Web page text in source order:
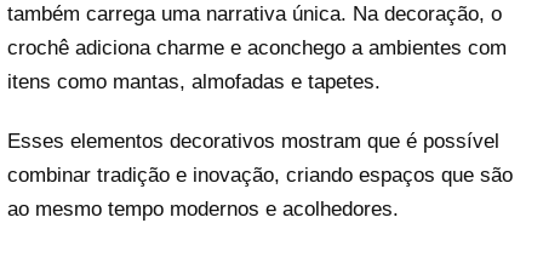
também carrega uma narrativa única. Na decoração, o
crochê adiciona charme e aconchego a ambientes com
itens como mantas, almofadas e tapetes.
Esses elementos decorativos mostram que é possível
combinar tradição e inovação, criando espaços que são
ao mesmo tempo modernos e acolhedores.